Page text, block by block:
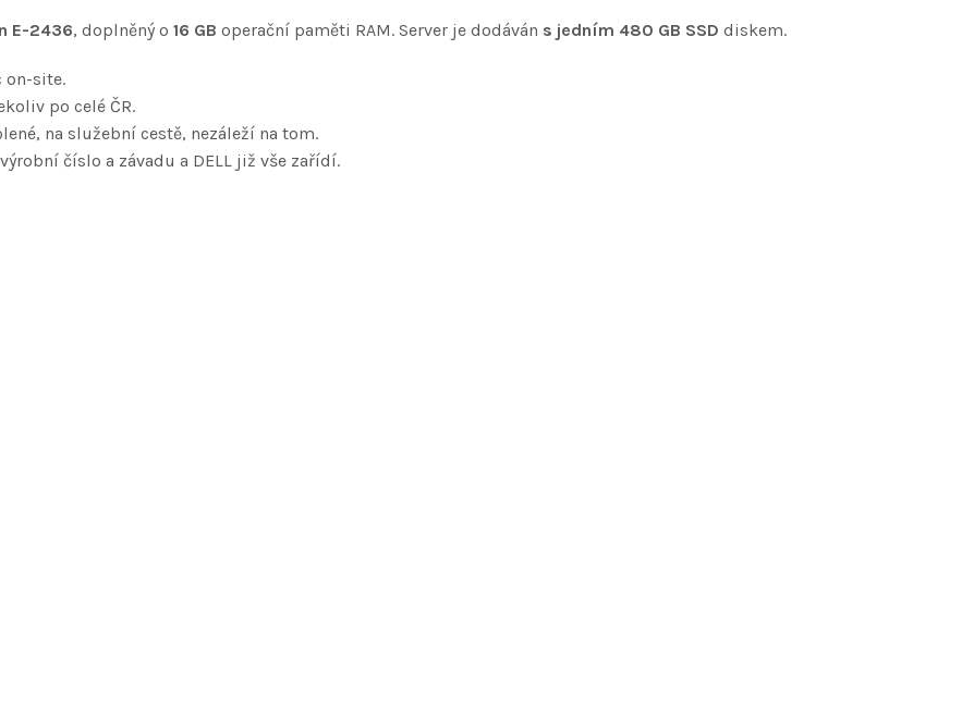
E-2436, doplněný o 16 GB operační paměti RAM. Server je dodáván s jedním 480 GB SSD diskem.
on-site.
po celé ČR.
na služební cestě, nezáleží na tom.
číslo a závadu a DELL již vše zařídí.